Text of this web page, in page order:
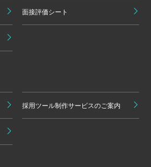
面接評価シート
採用ツール制作サービスのご案内